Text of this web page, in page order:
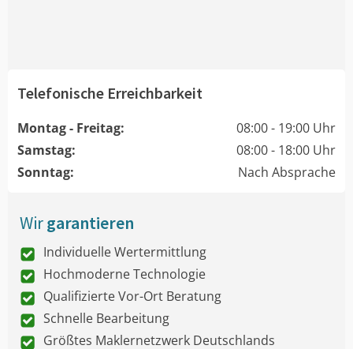
Telefonische Erreichbarkeit
Montag - Freitag:
08:00 - 19:00 Uhr
Samstag:
08:00 - 18:00 Uhr
Sonntag:
Nach Absprache
Wirgarantieren
Individuelle Wertermittlung
Hochmoderne Technologie
Qualifizierte Vor-Ort Beratung
Schnelle Bearbeitung
Größtes Maklernetzwerk Deutschlands